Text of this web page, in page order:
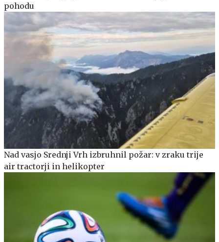
pohodu
Nad vasjo Srednji Vrh izbruhnil požar: v zraku trije
air tractorji in helikopter